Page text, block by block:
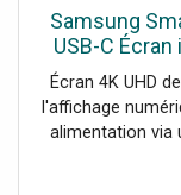
Samsung
USB-C
avec Smart
Écran 4K UHD
l'affichage
alimentation via
Microsoft 365